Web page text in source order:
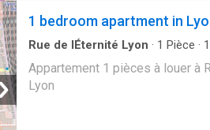
1 bedroom apartment in
Rue de lÉternité Lyon · 1 Pièce · 1
Appartement 1 pièces à louer à
Lyon